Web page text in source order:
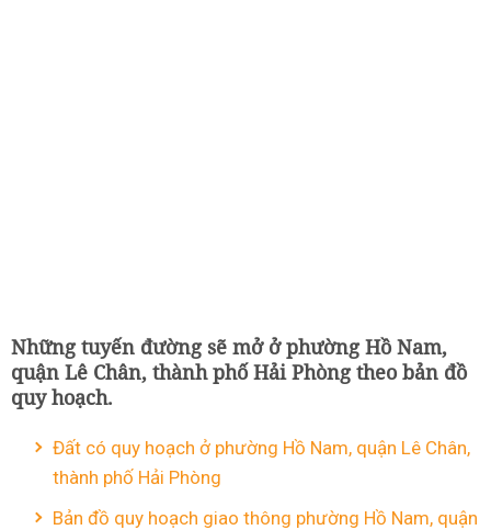
Những tuyến đường sẽ mở ở phường Hồ Nam,
quận Lê Chân, thành phố Hải Phòng theo bản đồ
quy hoạch.
Đất có quy hoạch ở phường Hồ Nam, quận Lê Chân,
thành phố Hải Phòng
Bản đồ quy hoạch giao thông phường Hồ Nam, quận